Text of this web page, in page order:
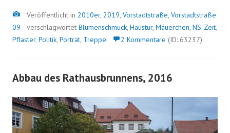
Bild
Veröffentlicht in 2010er, 2019, Vorstadtstraße, Vorstadtstraße
09
verschlagwortet Blumenschmuck, Haustür, Mäuerchen, NS-Zeit,
Pflaster, Politik, Porträt, Treppe 2 Kommentare (ID: 63237)
Abbau des Rathausbrunnens, 2016